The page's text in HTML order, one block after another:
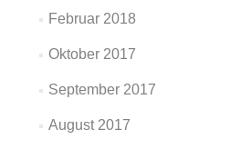
Februar 2018
Oktober 2017
September 2017
August 2017